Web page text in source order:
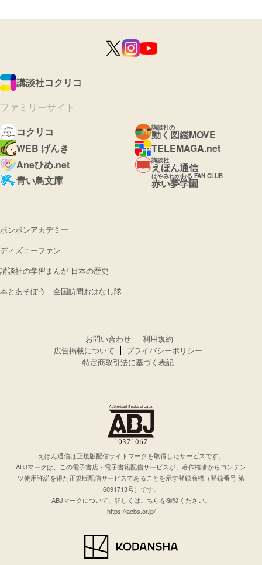
講談社コクリコ
ファミリーサイト
コクリコ
講談社の
動く図鑑MOVE
WEB げんき
TELEMAGA.net
Aneひめ.net
講談社
えほん通信
青い鳥文庫
はやみねかおる FAN CLUB
赤い夢学園
ボンボンアカデミー
ディズニーファン
講談社の学習まんが 日本の歴史
本とあそぼう 全国訪問おはなし隊
お問い合わせ
利用規約
広告掲載について
プライバシーポリシー
特定商取引法に基づく表記
えほん通信は正規版配信サイトマークを取得したサービスです。
ABJマークは、この電子書店・電子書籍配信サービスが、著作権者からコンテン
ツ使用許諾を得た正規版配信サービスであることを示す登録商標（登録番号 第
6091713号）です。
ABJマークについて、詳しくはこちらを御覧ください。
https://aebs.or.jp/